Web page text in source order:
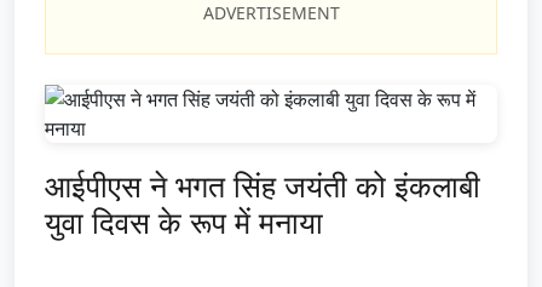
ADVERTISEMENT
आईपीएस ने भगत सिंह जयंती को इंकलाबी
युवा दिवस के रूप में मनाया